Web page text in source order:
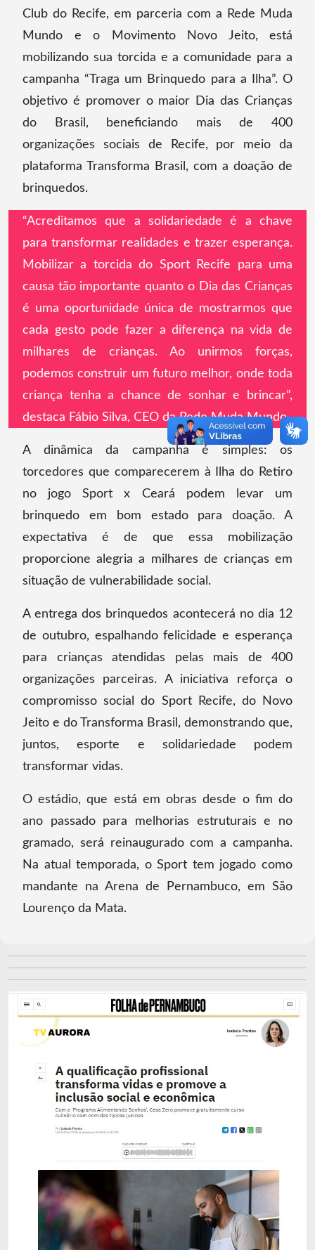
Club do Recife, em parceria com a Rede Muda
Mundo e o Movimento Novo Jeito, está
mobilizando sua torcida e a comunidade para a
campanha “Traga um Brinquedo para a Ilha”. O
objetivo é promover o maior Dia das Crianças
do Brasil, beneficiando mais de 400
organizações sociais de Recife, por meio da
plataforma Transforma Brasil, com a doação de
brinquedos.
“Acreditamos que a solidariedade é a chave
para transformar realidades e trazer esperança.
Mobilizar a torcida do Sport Recife para uma
causa tão importante quanto o Dia das Crianças
é uma oportunidade única de mostrarmos que
cada gesto pode fazer a diferença na vida de
milhares de crianças. Ao unirmos forças,
podemos construir um futuro melhor, onde toda
criança tenha a chance de sonhar e brincar”,
destaca Fábio Silva, CEO da Rede Muda Mundo.
A dinâmica da campanha é simples: os
torcedores que comparecerem à Ilha do Retiro
no jogo Sport x Ceará podem levar um
brinquedo em bom estado para doação. A
expectativa é de que essa mobilização
proporcione alegria a milhares de crianças em
situação de vulnerabilidade social.
A entrega dos brinquedos acontecerá no dia 12
de outubro, espalhando felicidade e esperança
para crianças atendidas pelas mais de 400
organizações parceiras. A iniciativa reforça o
compromisso social do Sport Recife, do Novo
Jeito e do Transforma Brasil, demonstrando que,
juntos, esporte e solidariedade podem
transformar vidas.
O estádio, que está em obras desde o fim do
ano passado para melhorias estruturais e no
gramado, será reinaugurado com a campanha.
Na atual temporada, o Sport tem jogado como
mandante na Arena de Pernambuco, em São
Lourenço da Mata.